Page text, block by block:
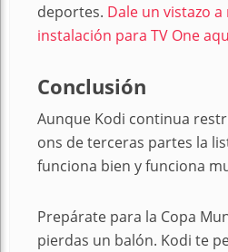
deportes. Dale un vistazo
instalación para TV One
Conclusión
Aunque Kodi continua
ons de terceras partes la
funciona bien y funciona
Prepárate para la Copa
pierdas un balón. Kodi te